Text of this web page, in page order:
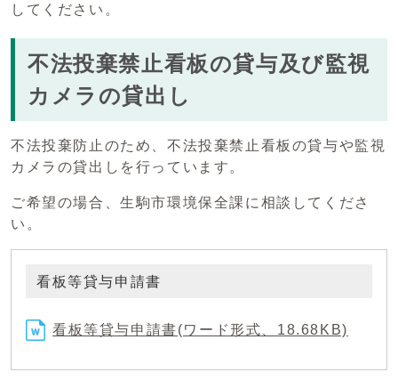
してください。
不法投棄禁止看板の貸与及び監視
カメラの貸出し
不法投棄防止のため、不法投棄禁止看板の貸与や監視
カメラの貸出しを行っています。
ご希望の場合、生駒市環境保全課に相談してくださ
い。
看板等貸与申請書
看板等貸与申請書(ワード形式、18.68KB)